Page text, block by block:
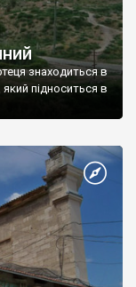
знаходиться в
підноситься в